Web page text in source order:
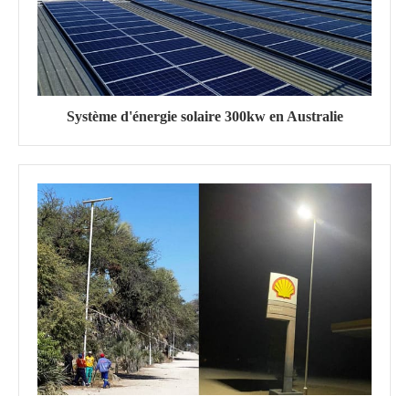
Système d'énergie solaire 300kw en Australie